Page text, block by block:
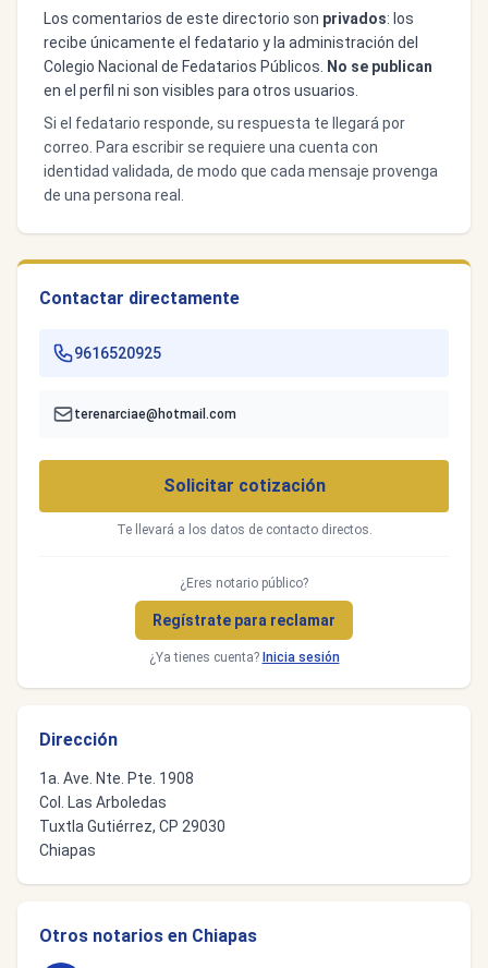
Los comentarios de este directorio son privados: los
recibe únicamente el fedatario y la administración del
Colegio Nacional de Fedatarios Públicos.
No se publican
en el perfil ni son visibles para otros usuarios.
Si el fedatario responde, su respuesta te llegará por
correo. Para escribir se requiere una cuenta con
identidad validada, de modo que cada mensaje provenga
de una persona real.
Contactar directamente
9616520925
terenarciae@hotmail.com
Solicitar cotización
Te llevará a los datos de contacto directos.
¿Eres notario público?
Regístrate para reclamar
¿Ya tienes cuenta? Inicia sesión
Dirección
1a. Ave. Nte. Pte. 1908
Col. Las Arboledas
Tuxtla Gutiérrez, CP 29030
Chiapas
Otros notarios en Chiapas